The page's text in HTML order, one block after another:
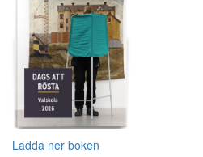
Ladda ner boken